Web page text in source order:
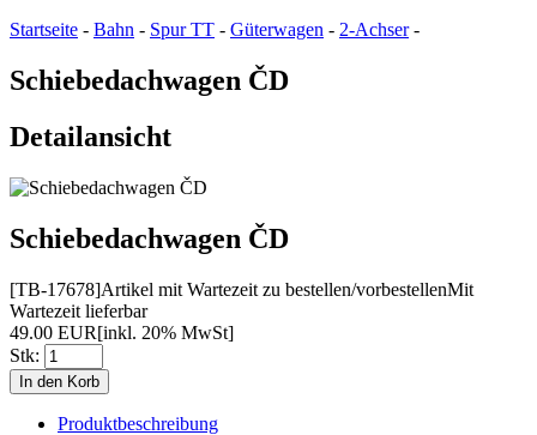
Startseite - Bahn - Spur TT - Güterwagen - 2-Achser-
Schiebedachwagen ČD
Detailansicht
Schiebedachwagen ČD
[TB-17678]Artikel mit Wartezeit zu bestellen/vorbestellenMit
Wartezeit lieferbar
49.00 EUR[inkl. 20% MwSt]
Stk:
Produktbeschreibung